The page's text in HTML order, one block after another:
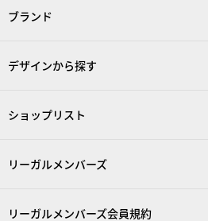
ブランド
デザインから探す
ショップリスト
リーガルメンバーズ
リーガルメンバーズ会員規約